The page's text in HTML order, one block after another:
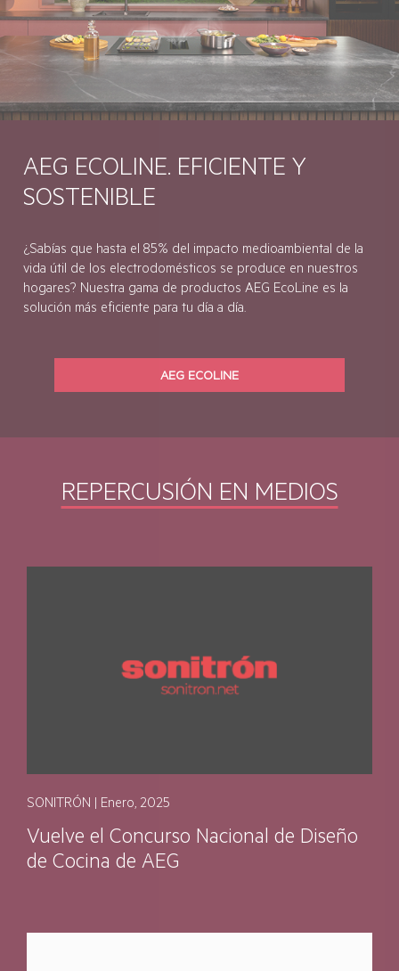
AEG ECOLINE. EFICIENTE Y
¿Sabías que hasta el 85% del impacto medioambiental de la
vida útil de los electrodomésticos se produce en nuestros
hogares? Nuestra gama de productos AEG EcoLine es la
REPERCUSIÓN EN MEDIOS
SONITRÓN | Enero, 2025
Vuelve el Concurso Nacional de Diseño